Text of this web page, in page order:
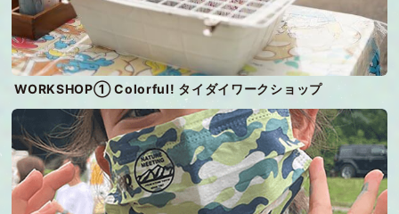
WORKSHOP① Colorful! タイダイワークショップ